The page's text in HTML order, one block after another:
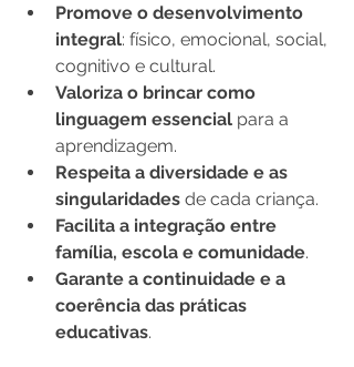
Promove o desenvolvimento
integral: físico, emocional, social,
cognitivo e cultural.
Valoriza o brincar como
linguagem essencial para a
aprendizagem.
Respeita a diversidade e as
singularidades de cada criança.
Facilita a integração entre
família, escola e comunidade.
Garante a continuidade e a
coerência das práticas
educativas.